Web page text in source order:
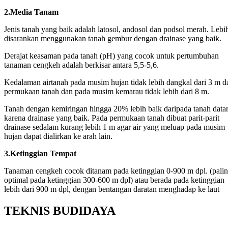
2.Media Tanam
Jenis tanah yang baik adalah latosol, andosol dan podsol merah.
disarankan menggunakan tanah gembur dengan drainase yang baik.
Derajat keasaman pada tanah (pH) yang cocok untuk pertumbuhan
tanaman cengkeh adalah berkisar antara 5,5-5,6.
Kedalaman airtanah pada musim hujan tidak lebih dangkal dari 3 m
permukaan tanah dan pada musim kemarau tidak lebih dari 8 m.
Tanah dengan kemiringan hingga 20% lebih baik daripada tanah
karena drainase yang baik. Pada permukaan tanah dibuat parit-parit
drainase sedalam kurang lebih 1 m agar air yang meluap pada musim
hujan dapat dialirkan ke arah lain.
3.Ketinggian Tempat
Tanaman cengkeh cocok ditanam pada ketinggian 0-900 m dpl.
optimal pada ketinggian 300-600 m dpl) atau berada pada ketinggian
lebih dari 900 m dpl, dengan bentangan daratan menghadap ke laut
TEKNIS BUDIDAYA